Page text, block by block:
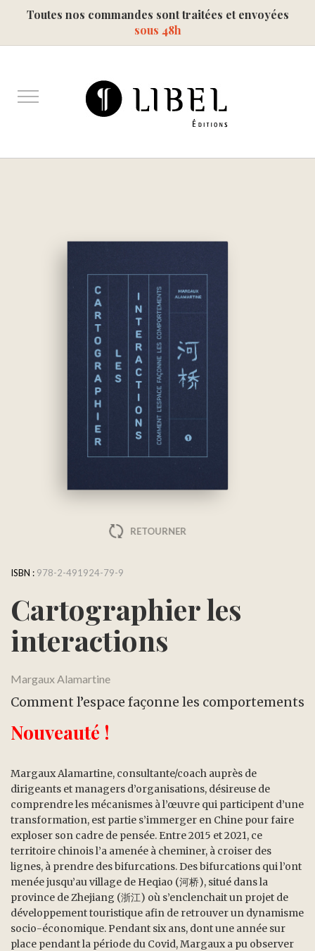
Toutes nos commandes sont traitées et envoyées
sous 48h
RETOURNER
ISBN : 978-2-491924-79-9
Cartographier les
interactions
Margaux Alamartine
Comment l’espace façonne les comportements
Nouveauté !
Margaux Alamartine, consultante/coach auprès de
dirigeants et managers d’organisations, désireuse de
comprendre les mécanismes à l’œuvre qui participent d’une
transformation, est partie s’immerger en Chine pour faire
exploser son cadre de pensée. Entre 2015 et 2021, ce
territoire chinois l’a amenée à cheminer, à croiser des
lignes, à prendre des bifurcations. Des bifurcations qui l’ont
menée jusqu’au village de Heqiao (河桥), situé dans la
province de Zhejiang (浙江) où s’enclenchait un projet de
développement touristique afin de retrouver un dynamisme
socio-économique. Pendant six ans, dont une année sur
place pendant la période du Covid, Margaux a pu observer